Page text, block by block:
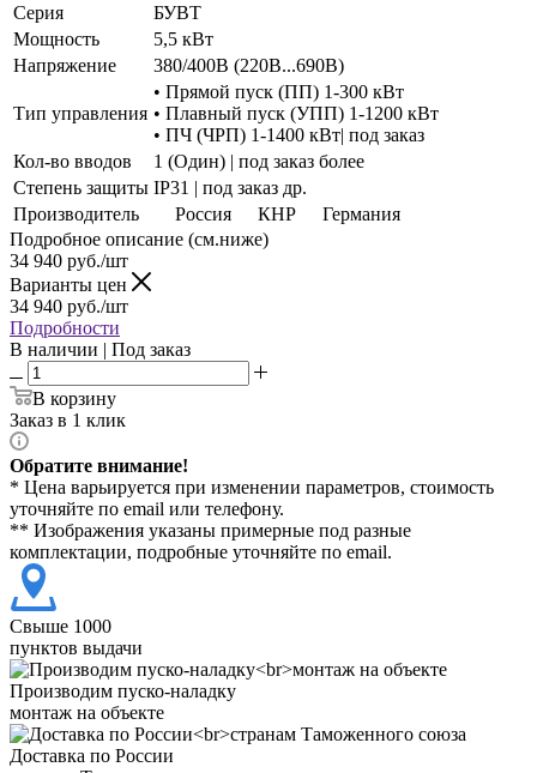
Серия
БУВТ
Мощность
5,5 кВт
Напряжение
380/400В (220В...690В)
Тип управления
• Прямой пуск (ПП) 1-300 кВт
• Плавный пуск (УПП) 1-1200 кВт
• ПЧ (ЧРП) 1-1400 кВт| под заказ
Кол-во вводов
1 (Один) | под заказ более
Степень защиты IP31 | под заказ др.
Производитель
Россия КНР
Германия
Подробное описание (см.ниже)
34 940 руб./шт
Варианты цен
34 940 руб./шт
Подробности
В наличии | Под заказ
В корзину
Заказ в 1 клик
Обратите внимание!
* Цена варьируется при изменении параметров, стоимость
уточняйте по email или телефону.
** Изображения указаны примерные под разные
комплектации, подробные уточняйте по email.
Свыше 1000
пунктов выдачи
Производим пуско-наладку
монтаж на объекте
Доставка по России